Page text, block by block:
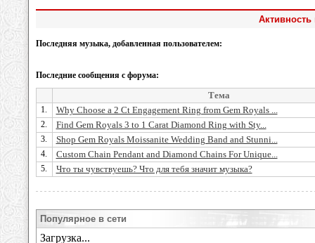
Активность
Последняя музыка, добавленная пользователем:
Последние сообщения с форума:
Тема
1. Why Choose a 2 Ct Engagement Ring from Gem Royals ...
2. Find Gem Royals 3 to 1 Carat Diamond Ring with Sty...
3. Shop Gem Royals Moissanite Wedding Band and Stunni...
4. Custom Chain Pendant and Diamond Chains For Unique...
5. Что ты чувствуешь? Что для тебя значит музыка?
Популярное в сети